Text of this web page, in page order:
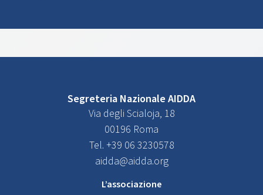
Segreteria Nazionale AIDDA
Via degli Scialoja, 18
00196 Roma
Tel. +39 06 3230578
aidda@aidda.org
L’associazione